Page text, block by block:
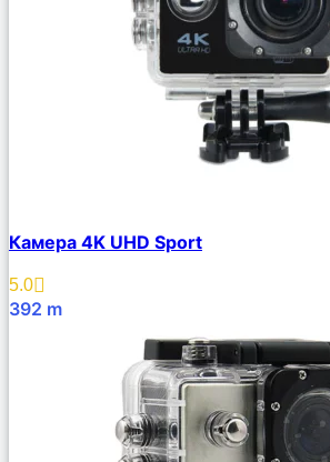
Камера 4K UHD Sport
5.0
392 m